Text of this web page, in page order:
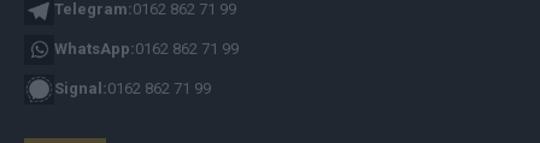
Telegram:0162 862 71 99
WhatsApp:0162 862 71 99
Signal:0162 862 71 99